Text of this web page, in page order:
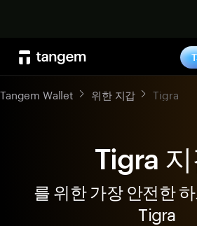
Tangem Wallet 위한 지갑 Tigra
Tigra
를 위한 가장 안전한
Tigra